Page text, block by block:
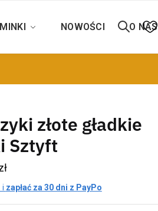
NOWOŚCI O NAS
złote gładkie
Sztyft
i zapłać za 30 dni z PayPo